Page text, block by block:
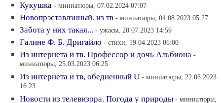
Кукушка - миниатюры, 07.02.2024 07:07
Новопрэставлэнный. из тв - миниатюры, 04.08.2023 05:27
Забота у них такая... - ужасы, 28.07.2023 14:59
Галине Ф. Б. Дригайло - стихи, 19.04.2023 06:00
Из интернета и тв. Профессор и дочь Альбиона -
миниатюры, 25.03.2023 06:25
Из интернета и тв, обедненный U - миниатюры, 22.03.2023
16:23
Новости из телевизора. Погода у природы - миниатюры,